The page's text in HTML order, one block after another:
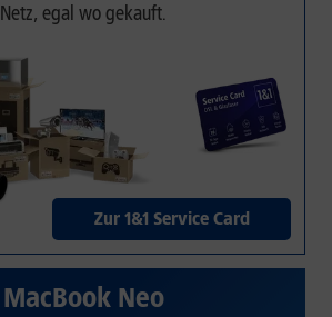
Netz, egal wo gekauft.
Zur 1&1 Service Card
MacBook Neo